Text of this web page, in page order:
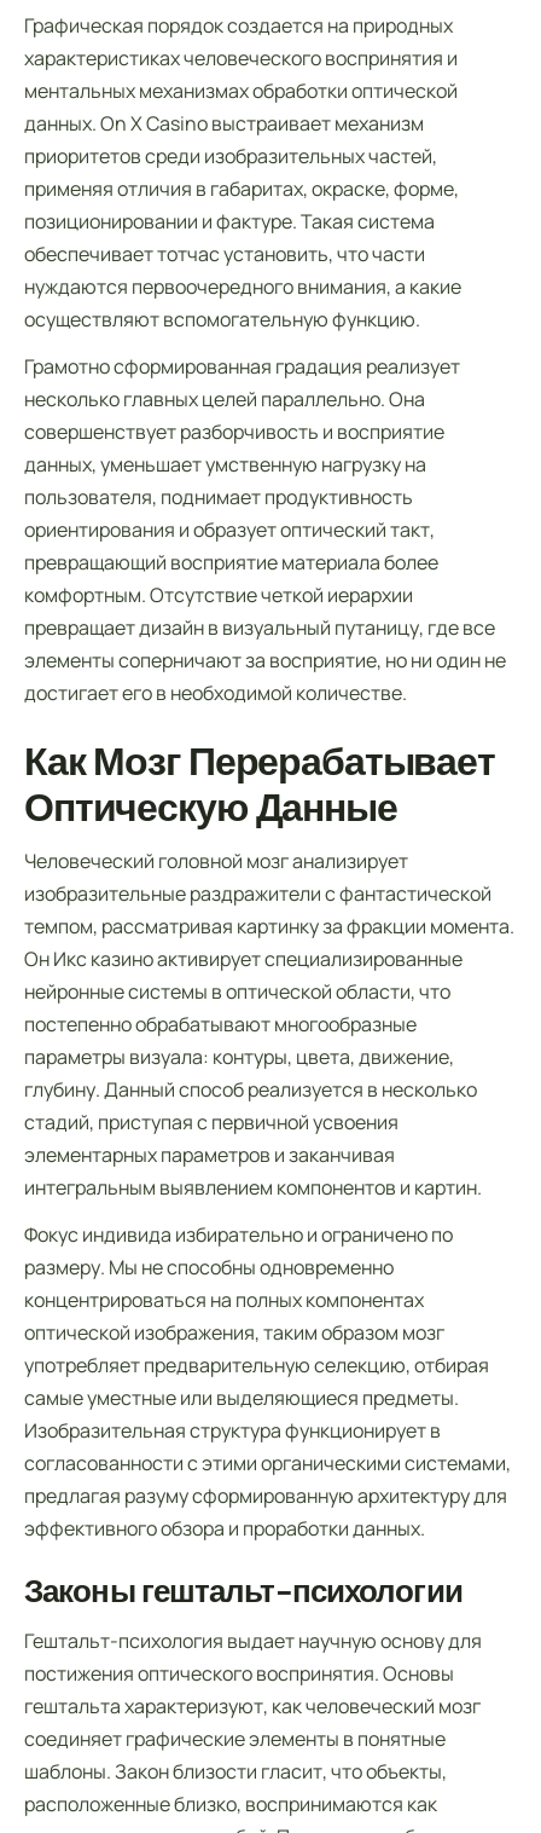
Графическая порядок создается на природных
характеристиках человеческого воспринятия и
ментальных механизмах обработки оптической
данных. On X Casino выстраивает механизм
приоритетов среди изобразительных частей,
применяя отличия в габаритах, окраске, форме,
позиционировании и фактуре. Такая система
обеспечивает тотчас установить, что части
нуждаются первоочередного внимания, а какие
осуществляют вспомогательную функцию.
Грамотно сформированная градация реализует
несколько главных целей параллельно. Она
совершенствует разборчивость и восприятие
данных, уменьшает умственную нагрузку на
пользователя, поднимает продуктивность
ориентирования и образует оптический такт,
превращающий восприятие материала более
комфортным. Отсутствие четкой иерархии
превращает дизайн в визуальный путаницу, где все
элементы соперничают за восприятие, но ни один не
достигает его в необходимой количестве.
Как Мозг Перерабатывает
Оптическую Данные
Человеческий головной мозг анализирует
изобразительные раздражители с фантастической
темпом, рассматривая картинку за фракции момента.
Он Икс казино активирует специализированные
нейронные системы в оптической области, что
постепенно обрабатывают многообразные
параметры визуала: контуры, цвета, движение,
глубину. Данный способ реализуется в несколько
стадий, приступая с первичной усвоения
элементарных параметров и заканчивая
интегральным выявлением компонентов и картин.
Фокус индивида избирательно и ограничено по
размеру. Мы не способны одновременно
концентрироваться на полных компонентах
оптической изображения, таким образом мозг
употребляет предварительную селекцию, отбирая
самые уместные или выделяющиеся предметы.
Изобразительная структура функционирует в
согласованности с этими органическими системами,
предлагая разуму сформированную архитектуру для
эффективного обзора и проработки данных.
Законы гештальт-психологии
Гештальт-психология выдает научную основу для
постижения оптического воспринятия. Основы
гештальта характеризуют, как человеческий мозг
соединяет графические элементы в понятные
шаблоны. Закон близости гласит, что объекты,
расположенные близко, воспринимаются как